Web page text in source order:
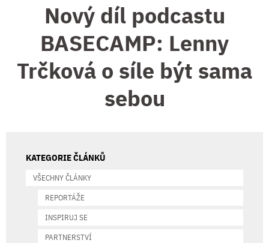
Nový díl podcastu
BASECAMP: Lenny
Trčková o síle být sama
sebou
KATEGORIE ČLÁNKŮ
VŠECHNY ČLÁNKY
REPORTÁŽE
INSPIRUJ SE
PARTNERSTVÍ